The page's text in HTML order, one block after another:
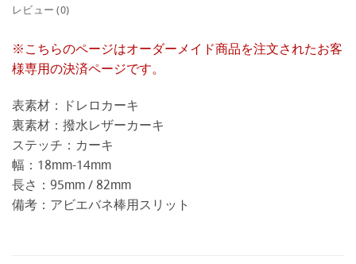
レビュー (0)
※こちらのページはオーダーメイド商品を注文されたお客
様専用の決済ページです。
表素材：ドレロカーキ
裏素材：撥水レザーカーキ
ステッチ：カーキ
幅：18mm-14mm
長さ：95mm / 82mm
備考：アビエバネ棒用スリット